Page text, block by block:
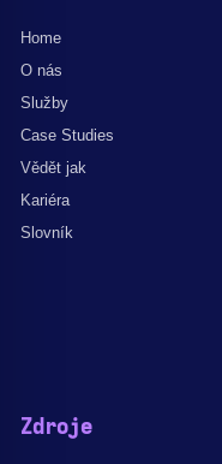
Home
O nás
Služby
Case Studies
Vědět jak
Kariéra
Slovník
Zdroje